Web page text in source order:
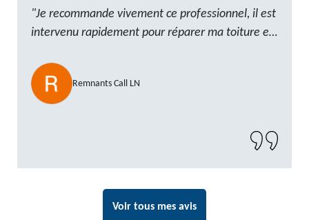
"Je recommande vivement ce professionnel, il est
intervenu rapidement pour réparer ma toiture et
professionnalisme. Très, ponctuel et à l’écoute, le
résultat est impeccable et le chantier a été laissé
propre. Un artisan de confiance que je n’hésiterai
Remnants Call LN
Voir tous mes avis